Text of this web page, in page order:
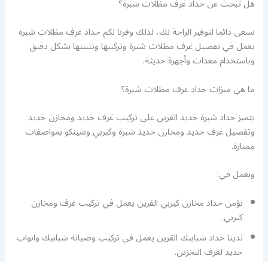
هل تبحث عن حداد غرف مظلات شبرة؟
نسعى دائما لتوفير الراحة لك، لذلك وفرنا لكم حداد غرف مظلات شبرة
يعمل في تفصيل غرف مظلات شبرة وتركيبها وتثبيتها بشكل دقيق
وباستخدام معدات وأجهزة حديثة.
ما هي ميزات حداد غرف مظلات شبرة؟
يتميز حداد شبرة حديد القرين على تركيب غرف حديد ومخازن حديد
وتفصيل غرف حديد ومخازن حديد شبرة وكيربي وشينكو بمواصفات
ممتازة.
ونعمل في:
نؤمن حداد مخازن كيربي القرين يعمل في تركيب غرف ومخازن
كيربي.
لدينا حداد شبابيك القرين يعمل في تركيب وصيانة شبابيك وابواب
حديد لغرف التخزين.